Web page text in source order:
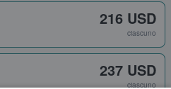
216 USD
ciascuno
237 USD
ciascuno